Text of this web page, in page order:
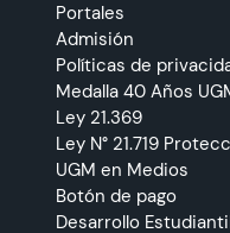
Portales
Admisión
Políticas de
Medalla 40 Años
Ley 21.369
Ley N° 21.719
UGM en Medios
Botón de pago
Desarrollo